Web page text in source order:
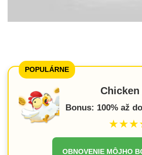
POPULÁRNE
Chicken
Bonus: 100% až
OBNOVENIE MÔJHO